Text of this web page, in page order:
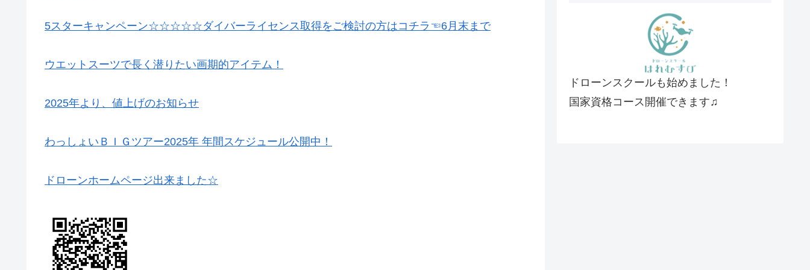
5スターキャンペーン☆☆☆☆☆ダイバーライセンス取得をご検討の方はコチラ☜6月末まで
ウエットスーツで長く潜りたい画期的アイテム！
2025年より、値上げのお知らせ
わっしょいＢＩＧツアー2025年 年間スケジュール公開中！
ドローンホームページ出来ました☆
ドローンスクールも始めました！
国家資格コース開催できます♫